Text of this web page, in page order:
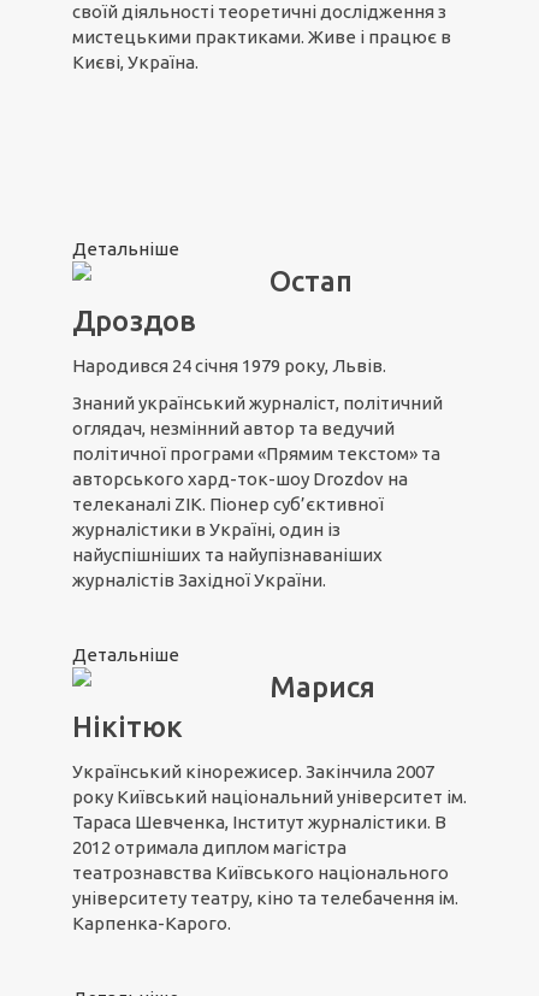
своїй діяльності теоретичні дослідження з
мистецькими практиками. Живе і працює в
Києві, Україна.
Детальніше
Остап
Дроздов
Народився 24 січня 1979 року, Львів.
Знаний український журналіст, політичний
оглядач, незмінний автор та ведучий
політичної програми «Прямим текстом» та
авторського хард-ток-шоу Drozdov на
телеканалі ZIK. Піонер суб’єктивної
журналістики в Україні, один із
найуспішніших та найупізнаваніших
журналістів Західної України.
Детальніше
Марися
Нікітюк
Український кінорежисер. Закінчила 2007
року Київський національний університет ім.
Тараса Шевченка, Інститут журналістики. В
2012 отримала диплом магістра
театрознавства Київського національного
університету театру, кіно та телебачення ім.
Карпенка-Карого.